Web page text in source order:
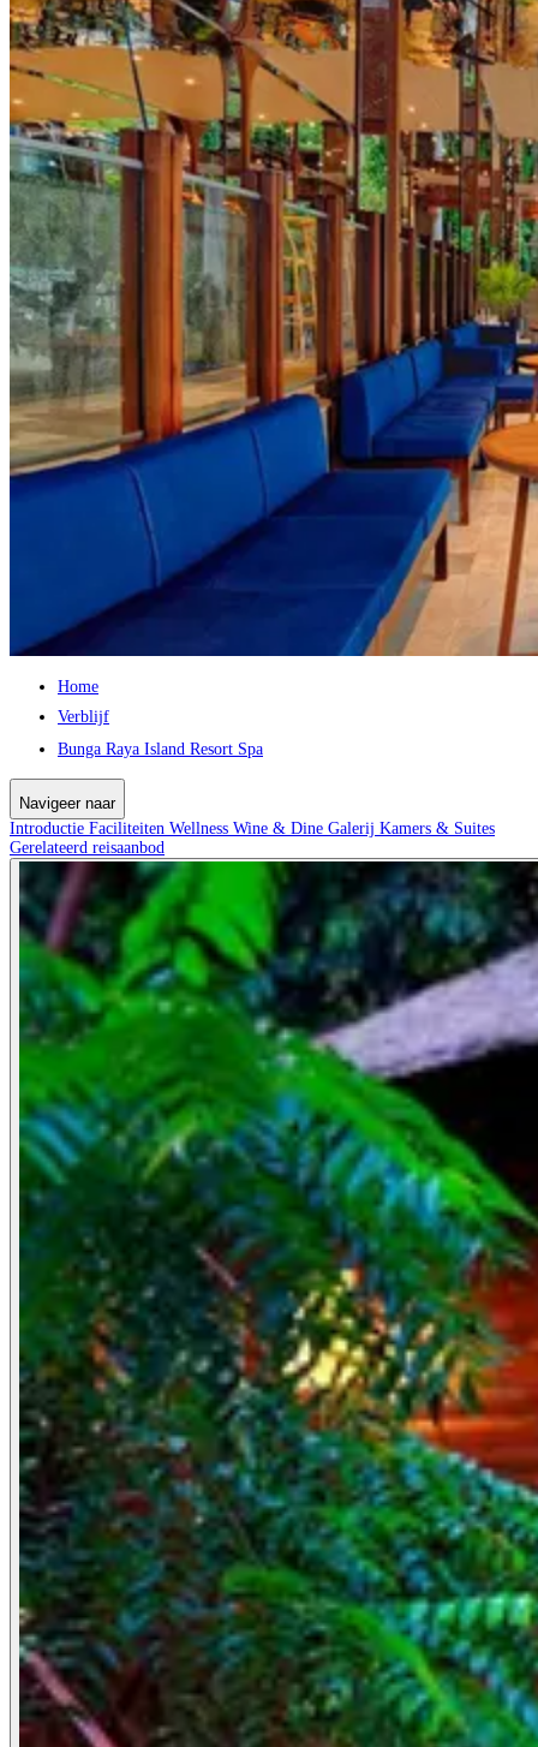
Home
Verblijf
Bunga Raya Island Resort Spa
Navigeer naar
Introductie Faciliteiten Wellness Wine & Dine Galerij Kamers & Suites
Gerelateerd reisaanbod